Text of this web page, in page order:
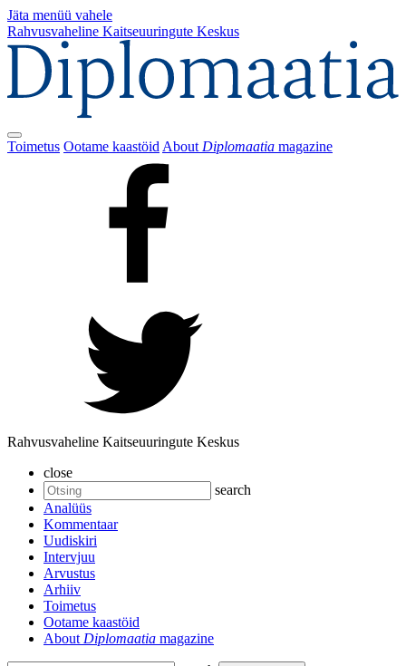
Jäta menüü vahele
Rahvusvaheline Kaitseuuringute Keskus
Toimetus Ootame kaastöid About Diplomaatia magazine
Rahvusvaheline Kaitseuuringute Keskus
close
search
Analüüs
Kommentaar
Uudiskiri
Intervjuu
Arvustus
Arhiiv
Toimetus
Ootame kaastöid
About Diplomaatia magazine